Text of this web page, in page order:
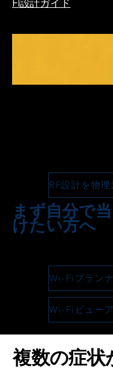
Fi設計ガイド
まず自分で
けたい方へ
複数の症状